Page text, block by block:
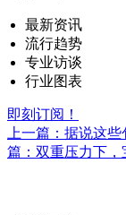
最新资讯
流行趋势
专业访谈
行业图表
即刻订阅！
上一篇：据说这
篇：双重压力下